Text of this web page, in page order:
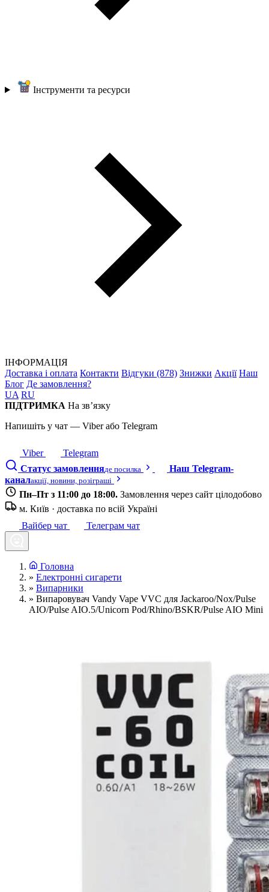
Інструменти та ресурси
ІНФОРМАЦІЯ
Доставка і оплата Контакти Відгуки (878) Знижки Акції Наш
Блог Де замовлення?
UA RU
ПІДТРИМКА На зв’язку
Напишіть у чат — Viber або Telegram
Viber
Telegram
Статус замовленняде посилка
Наш Telegram-
каналакції, новини, розіграші
Пн–Пт з 11:00 до 18:00. Замовлення через сайт цілодобово
м. Київ · доставка по всій Україні
Вайбер чат
Телеграм чат
Головна
» Електронні сигарети
» Випарники
» Випаровувач Vandy Vape VVC для Jackaroo/Nox/Pulse
AIO/Pulse AIO.5/Unicorn Pod/Rhino/BSKR/Pulse AIO Mini